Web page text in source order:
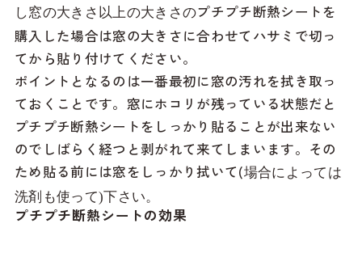
し窓の大きさ以上の大きさのプチプチ断熱シートを
購入した場合は窓の大きさに合わせてハサミで切っ
てから貼り付けてください。
ポイントとなるのは一番最初に窓の汚れを拭き取っ
ておくことです。窓にホコリが残っている状態だと
プチプチ断熱シートをしっかり貼ることが出来ない
のでしばらく経つと剥がれて来てしまいます。その
ため貼る前には窓をしっかり拭いて(場合によっては
洗剤も使って)下さい。
プチプチ断熱シートの効果